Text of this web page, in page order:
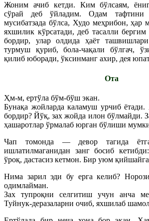
Жоним ачиб кетди. Ким бўлсаям,
сўрай деб ўйладим. Одам тафтини
мусибатзада бўлса, Худо меҳрибон, ҳар
яхшилик кўрсатади, деб тасалли
бордир, улар олдида ҳаёт
турмуш қуриб, бола-чақали бўлгач,
қилиб юборади, ўксинманг ахир, дея
Ота
Ҳм-м, ертўла бўм-бўш экан.
Бунақа жойларда каламуш урчиб
бордир? Йўқ, зах жойда илон бўлмайди.
ҳашаротлар ўрмалаб юрган бўлиши
Чап томонда — девор тагида
ишлатилмаганидан занг босиб
ўроқ, дастасиз кетмон. Бир уюм
Нима зарил эди бу ерга келиб?
одимлайман.
Зах тупроқни селгитиш учун анча
Туйнук-деразаларни очиб, яхшилаб